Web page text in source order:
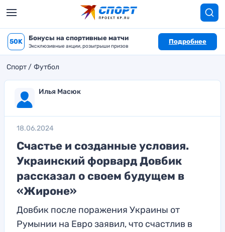
50K Бонусы на спортивные матчи
Эксклюзивные акции, розыгрыши призов
Подробнее
Спорт Футбол
Илья Масюк
18.06.2024
Счастье и созданные условия.
Украинский форвард Довбик
рассказал о своем будущем в
«Жироне»
Довбик после поражения Украины от
Румынии на Евро заявил, что счастлив в